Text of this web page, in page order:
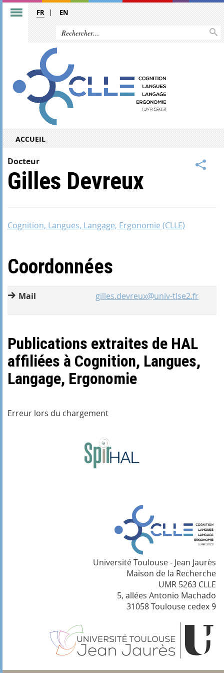
FR EN
ACCUEIL
Docteur
Gilles Devreux
Cognition, Langues, Langage, Ergonomie (CLLE)
Coordonnées
Mail gilles.devreux@univ-tlse2.fr
Publications extraites de HAL
affiliées à Cognition, Langues,
Langage, Ergonomie
Erreur lors du chargement
Université Toulouse - Jean Jaurès
Maison de la Recherche
UMR 5263 CLLE
5, allées Antonio Machado
31058 Toulouse cedex 9